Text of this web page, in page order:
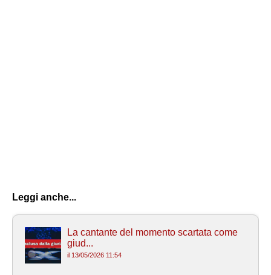
Leggi anche...
La cantante del momento scartata come
giud...
il 13/05/2026 11:54